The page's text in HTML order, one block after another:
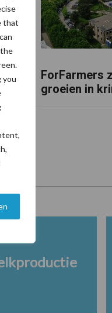
that
you
ForFarmers
groeien in